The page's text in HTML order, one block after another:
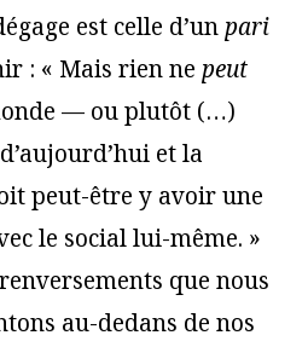
est celle d’un pari
: « Mais rien ne peut
— ou plutôt (…)
et la
peut-être y avoir une
le social lui-même. »
que nous
au-dedans de nos